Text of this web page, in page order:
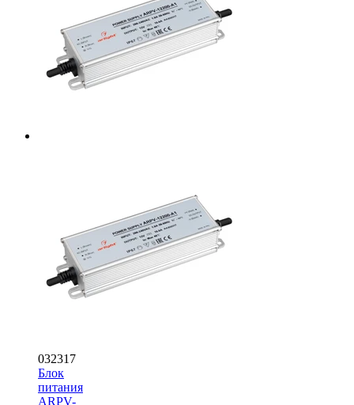
032317
Блок
питания
ARPV-